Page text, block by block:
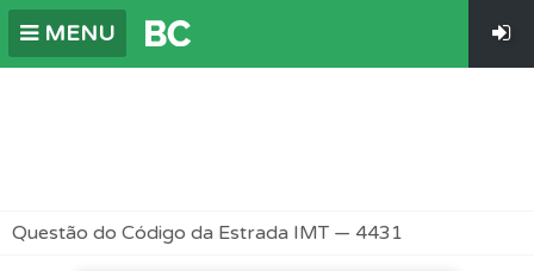
MENU
Questão do Código da Estrada IMT — 4431